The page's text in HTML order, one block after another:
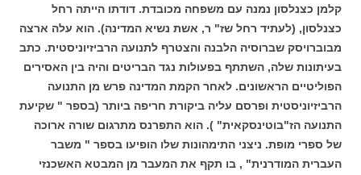
קלמן כצנלסון נמנה עם משפחה מכובדת. דודתו הייתה רחל
כצנלסון, (לעתיד רחל שז" ר, אשת נשיא המדינה). הוא עלה ארצה
מבוברויסק שברוסיה הלבנה והצטרף לתנועה הרביזיוניסטית. כתב
בעיתונות שלה, השתתף בפעולות נגד הבריטים והיה בין האסירים
הפוליטיים הראשונים. לאחר הקמת המדינה פרש מן התנועה
הרביזיוניסטית ופרסם עליה ביקורת חריפה ביותר (בספר " שקיעת
התנועה הז"בוטינסקאית" ). הוא התפרנס מתרגום שורה ארוכה
של ספרי מופת. ניצני התימהונות שלו הופיעו בספר " משבר
העברית המודרנית" , בו תקף את המעבר מן המבטא האשכנזי